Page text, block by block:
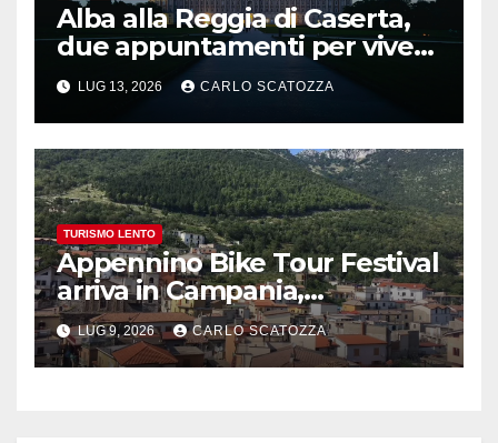
Alba alla Reggia di Caserta,
due appuntamenti per vivere
la magia
LUG 13, 2026 CARLO SCATOZZA
TURISMO LENTO
Appennino Bike Tour Festival
arriva in Campania,
appuntamento a Valle
Agricola
LUG 9, 2026 CARLO SCATOZZA